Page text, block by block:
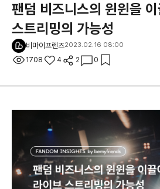
팬덤 비즈니스의 윈윈을
스트리밍의 가능성
비마이프렌즈2023.02.16 08:00
1708 4 2 0